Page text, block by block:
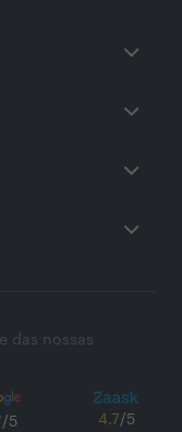
das nossas
/5 4.7/5